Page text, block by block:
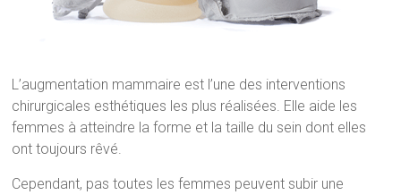
L’augmentation mammaire est l’une des interventions
chirurgicales esthétiques les plus réalisées. Elle aide les
femmes à atteindre la forme et la taille du sein dont elles
ont toujours rêvé.
Cependant, pas toutes les femmes peuvent subir une